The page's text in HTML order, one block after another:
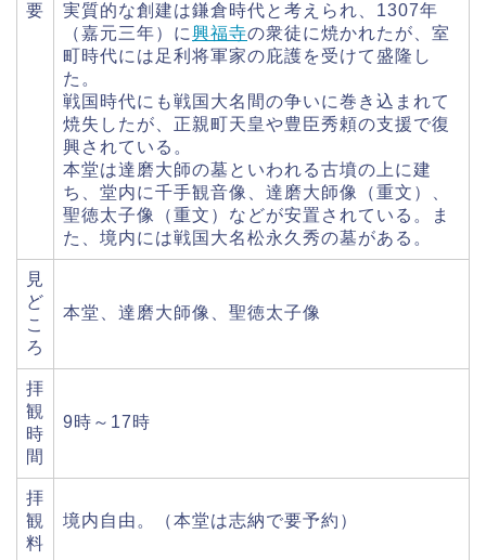
要
実質的な創建は鎌倉時代と考えられ、1307年
（嘉元三年）に興福寺の衆徒に焼かれたが、室
町時代には足利将軍家の庇護を受けて盛隆し
た。
戦国時代にも戦国大名間の争いに巻き込まれて
焼失したが、正親町天皇や豊臣秀頼の支援で復
興されている。
本堂は達磨大師の墓といわれる古墳の上に建
ち、堂内に千手観音像、達磨大師像（重文）、
聖徳太子像（重文）などが安置されている。ま
た、境内には戦国大名松永久秀の墓がある。
見
ど
こ
ろ
本堂、達磨大師像、聖徳太子像
拝
観
時
間
9時～17時
拝
観
料
境内自由。（本堂は志納で要予約）